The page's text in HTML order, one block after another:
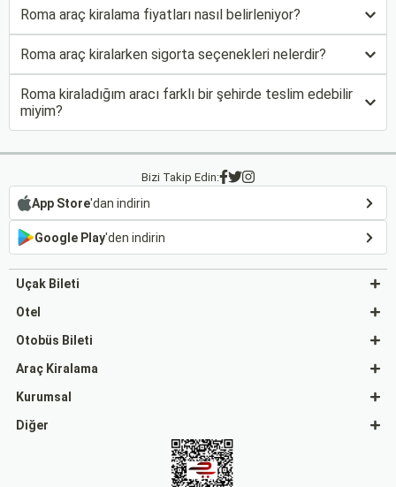
Roma araç kiralama fiyatları nasıl belirleniyor?
Roma araç kiralarken sigorta seçenekleri nelerdir?
Roma kiraladığım aracı farklı bir şehirde teslim edebilir
miyim?
Bizi Takip Edin:
App Store'dan indirin
Google Play'den indirin
Uçak Bileti
Otel
Otobüs Bileti
Araç Kiralama
Kurumsal
Diğer